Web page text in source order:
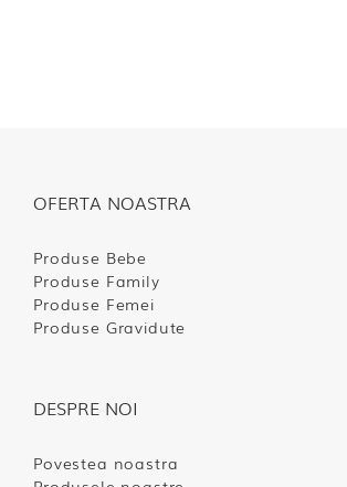
OFERTA NOASTRA
Produse Bebe
Produse Family
Produse Femei
Produse Gravidute
DESPRE NOI
Povestea noastra